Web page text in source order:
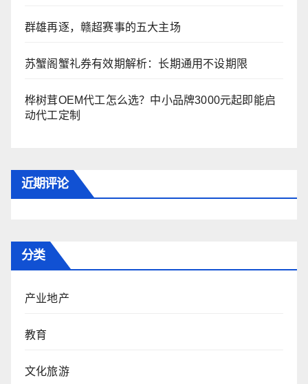
群雄再逐，赣超赛事的五大主场
苏蟹阁蟹礼券有效期解析：长期通用不设期限
桦树茸OEM代工怎么选？中小品牌3000元起即能启
动代工定制
近期评论
分类
产业地产
教育
文化旅游